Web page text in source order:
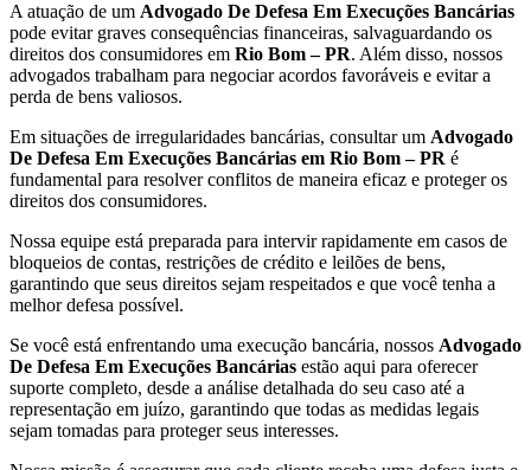
A atuação de um Advogado De Defesa Em Execuções Bancárias
pode evitar graves consequências financeiras, salvaguardando os
direitos dos consumidores em Rio Bom – PR. Além disso, nossos
advogados trabalham para negociar acordos favoráveis e evitar a
perda de bens valiosos.
Em situações de irregularidades bancárias, consultar um Advogado
De Defesa Em Execuções Bancárias em Rio Bom – PR é
fundamental para resolver conflitos de maneira eficaz e proteger os
direitos dos consumidores.
Nossa equipe está preparada para intervir rapidamente em casos de
bloqueios de contas, restrições de crédito e leilões de bens,
garantindo que seus direitos sejam respeitados e que você tenha a
melhor defesa possível.
Se você está enfrentando uma execução bancária, nossos Advogado
De Defesa Em Execuções Bancárias estão aqui para oferecer
suporte completo, desde a análise detalhada do seu caso até a
representação em juízo, garantindo que todas as medidas legais
sejam tomadas para proteger seus interesses.